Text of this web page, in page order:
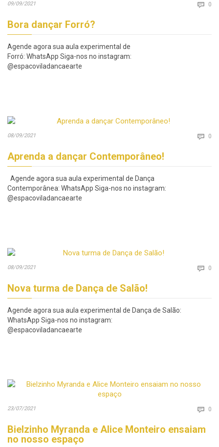
09/09/2021  0
Bora dançar Forró?
Agende agora sua aula experimental de
Forró: WhatsApp Siga-nos no instagram:
@espacoviladancaearte
08/09/2021  0
Aprenda a dançar Contemporâneo!
Agende agora sua aula experimental de Dança
Contemporânea: WhatsApp Siga-nos no instagram:
@espacoviladancaearte
08/09/2021  0
Nova turma de Dança de Salão!
Agende agora sua aula experimental de Dança de Salão:
WhatsApp Siga-nos no instagram:
@espacoviladancaearte
23/07/2021  0
Bielzinho Myranda e Alice Monteiro ensaiam
no nosso espaço